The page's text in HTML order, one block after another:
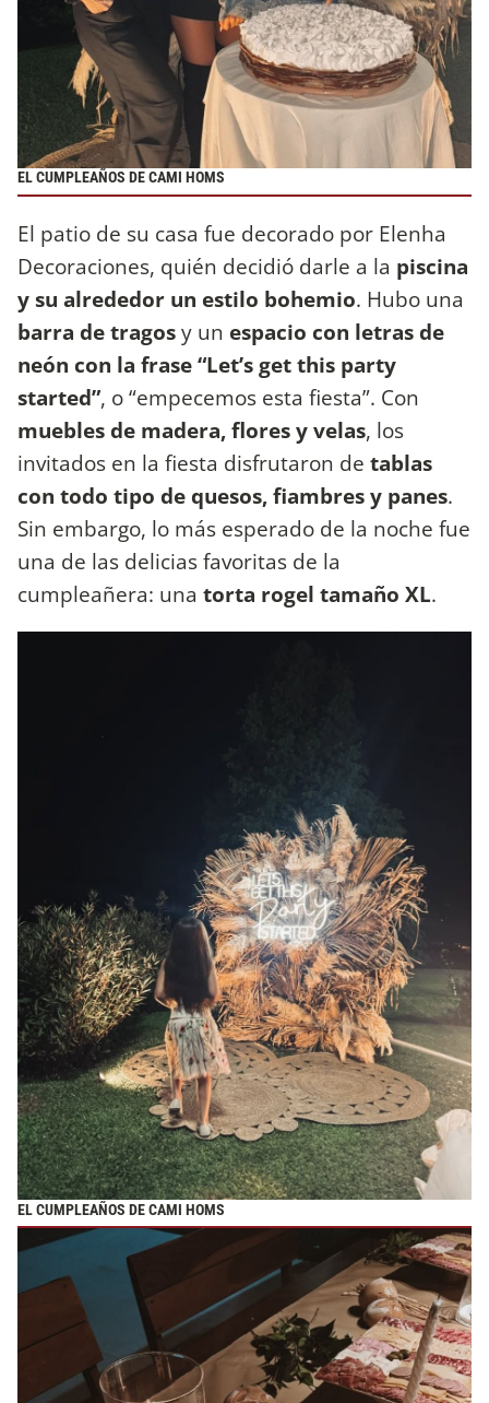
EL CUMPLEAÑOS DE CAMI HOMS
El patio de su casa fue decorado por Elenha
Decoraciones, quién decidió darle a la piscina
y su alrededor un estilo bohemio. Hubo una
barra de tragosy un espacio con letras de
neón con la frase “Let’s get this party
started”, o “empecemos esta fiesta”. Con
muebles de madera, flores y velas, los
invitados en la fiesta disfrutaron de tablas
con todo tipo de quesos, fiambres y panes.
Sin embargo, lo más esperado de la noche fue
una de las delicias favoritas de la
cumpleañera: una torta rogel tamaño XL.
EL CUMPLEAÑOS DE CAMI HOMS